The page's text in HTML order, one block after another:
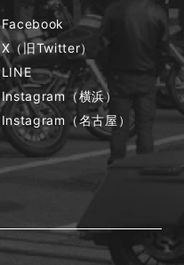
Facebook
X（旧Twitter）
LINE
Instagram（横浜）
Instagram（名古屋）